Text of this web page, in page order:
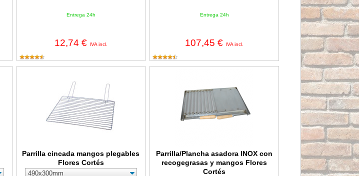
Entrega 24h
12,74 € IVA incl.
Entrega 24h
107,45 € IVA incl.
Parrilla cincada mangos plegables
Flores Cortés
Parrilla/Plancha asadora INOX con
recogegrasas y mangos Flores
Cortés
Parrilla/Plancha asadora INOX con recogegrasas y mangos